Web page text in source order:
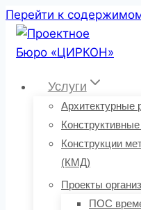
Перейти к
Услуги
Архитектурные
Конструкции
(КМД)
Проекты
ПОС